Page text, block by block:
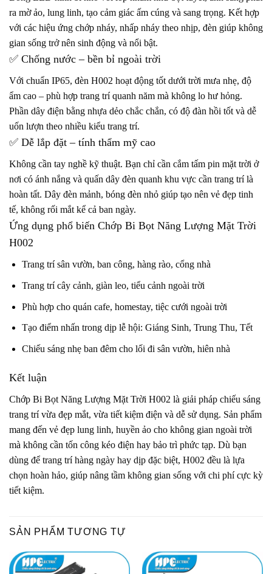
ra mờ ảo, lung linh, tạo cảm giác ấm cúng và sang trọng. Kết hợp
với các hiệu ứng chớp nháy, nhấp nháy theo nhịp, đèn giúp không
gian sống trở nên sinh động và nổi bật.
✅ Chống nước – bền bỉ ngoài trời
Với chuẩn IP65, đèn H002 hoạt động tốt dưới trời mưa nhẹ, độ
ẩm cao – phù hợp trang trí quanh năm mà không lo hư hỏng.
Phần dây điện bằng nhựa dẻo chắc chắn, có độ đàn hồi tốt và dễ
uốn lượn theo nhiều kiểu trang trí.
✅ Dễ lắp đặt – tính thẩm mỹ cao
Không cần tay nghề kỹ thuật. Bạn chỉ cần cắm tấm pin mặt trời ở
nơi có ánh nắng và quấn dây đèn quanh khu vực cần trang trí là
hoàn tất. Dây đèn mảnh, bóng đèn nhỏ giúp tạo nên vẻ đẹp tinh
tế, không rối mắt kể cả ban ngày.
Ứng dụng phổ biến Chớp Bi Bọt Năng Lượng Mặt Trời
H002
Trang trí sân vườn, ban công, hàng rào, cổng nhà
Trang trí cây cảnh, giàn leo, tiểu cảnh ngoài trời
Phù hợp cho quán cafe, homestay, tiệc cưới ngoài trời
Tạo điểm nhấn trong dịp lễ hội: Giáng Sinh, Trung Thu, Tết
Chiếu sáng nhẹ ban đêm cho lối đi sân vườn, hiên nhà
Kết luận
Chớp Bi Bọt Năng Lượng Mặt Trời H002 là giải pháp chiếu sáng
trang trí vừa đẹp mắt, vừa tiết kiệm điện và dễ sử dụng. Sản phẩm
mang đến vẻ đẹp lung linh, huyền ảo cho không gian ngoài trời
mà không cần tốn công kéo điện hay bảo trì phức tạp. Dù bạn
dùng để trang trí hàng ngày hay dịp đặc biệt, H002 đều là lựa
chọn hoàn hảo, giúp nâng tầm không gian sống với chi phí cực kỳ
tiết kiệm.
SẢN PHẨM TƯƠNG TỰ